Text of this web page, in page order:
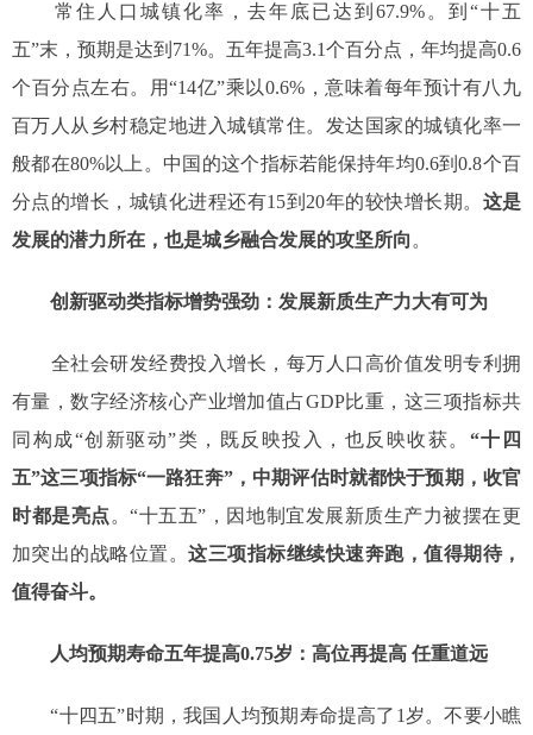
常住人口城镇化率，去年底已达到67.9%。到“十五
五”末，预期是达到71%。五年提高3.1个百分点，年均提高0.6
个百分点左右。用“14亿”乘以0.6%，意味着每年预计有八九
百万人从乡村稳定地进入城镇常住。发达国家的城镇化率一
般都在80%以上。中国的这个指标若能保持年均0.6到0.8个百
分点的增长，城镇化进程还有15到20年的较快增长期。 这是
发展的潜力所在，也是城乡融合发展的攻坚所向 。
创新驱动类指标增势强劲：发展新质生产力大有可为
全社会研发经费投入增长，每万人口高价值发明专利拥
有量，数字经济核心产业增加值占GDP比重，这三项指标共
同构成“创新驱动”类，既反映投入，也反映收获。 “十四
五”这三项指标“一路狂奔”，中期评估时就都快于预期，收官
时都是亮点 。“十五五”，因地制宜发展新质生产力被摆在更
加突出的战略位置。这三项指标继续快速奔跑，值得期待，
值得奋斗。
人均预期寿命五年提高0.75岁：高位再提高 任重道远
“十四五”时期，我国人均预期寿命提高了1岁。不要小瞧